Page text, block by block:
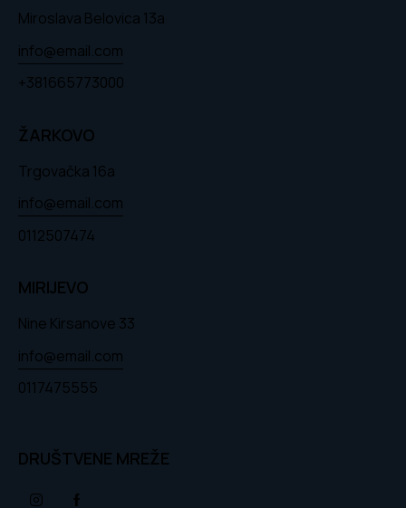
Miroslava Belovica 13a
info@email.com
+381665773000
ŽARKOVO
Trgovačka 16a
info@email.com
0112507474
MIRIJEVO
Nine Kirsanove 33
info@email.com
0117475555
DRUŠTVENE MREŽE